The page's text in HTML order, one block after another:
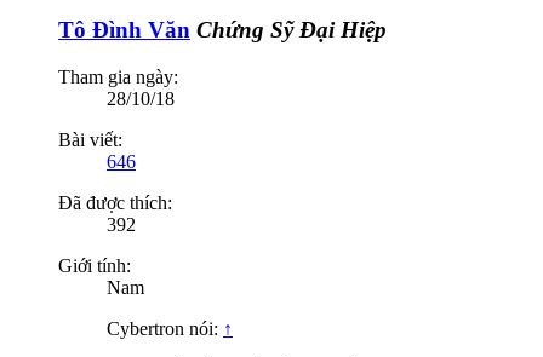
Tô Đình Văn Chứng Sỹ Đại Hiệp
Tham gia ngày:
28/10/18
Bài viết:
646
Đã được thích:
392
Giới tính:
Nam
Cybertron nói: ↑